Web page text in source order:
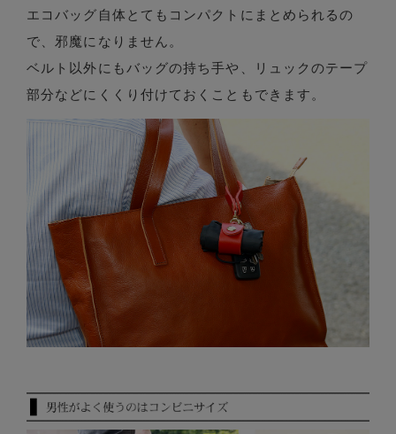
エコバッグ自体とてもコンパクトにまとめられるの
で、邪魔になりません。
ベルト以外にもバッグの持ち手や、リュックのテープ
部分などにくくり付けておくこともできます。